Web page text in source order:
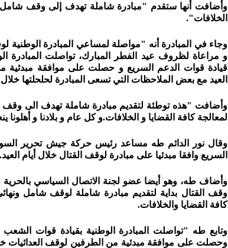
وأضافت أنها ستقدم "مبادرة شاملة تهدف إلى وقف شامل
الخلافات".
وجاء في المبادرة أنه "مواصلة لمساعي المبادرة الوطنية
و مراعاة لظروف عيد الفطر المبارك، تواصلت المبادرة
قيادة قوات الدعم السريع و حصلت على موافقة مبدئية
العيد مع بعض الملاحظات التي تسعى المبادرة لحلحلتها
وأضافت "هذه توطئة لتقديم مبادرة شاملة تهدف الى وقف
لمعالجة كافة القضايا و الخلافات.و كل عام و بلادنا و أهلونا
وقال نور الدائم طه مساعد رئيس حركة جيش تحرير
السريع وافقا مبدئيا على مبادرة لوقف القتال خلال أيام العيد.
وأضاف طه، وهو أيضا عضو لجنة الاتصال السياسي بالحرية
وقف القتال بداية لتقديم مبادرة شاملة لوقف شامل
كافة القضايا والخلافات.
وتابع طه "تواصلت المبادرة الوطنية بقيادة قوات
وحصلت على موافقة مبدئية من الطرفين لوقف العدائيات